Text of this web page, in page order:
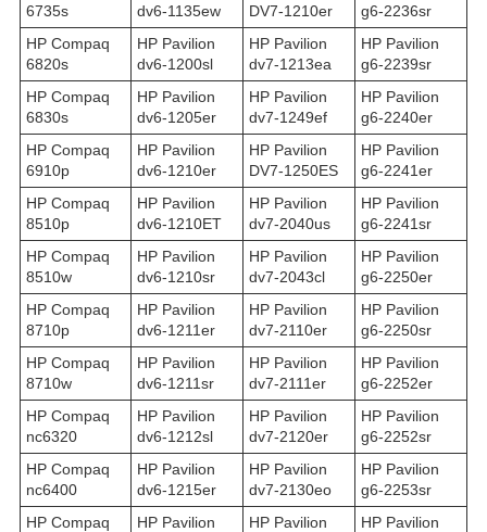
6735s
dv6-1135ew
DV7-1210er
g6-2236sr
HP Compaq
6820s
HP Pavilion
dv6-1200sl
HP Pavilion
dv7-1213ea
HP Pavilion
g6-2239sr
HP Compaq
6830s
HP Pavilion
dv6-1205er
HP Pavilion
dv7-1249ef
HP Pavilion
g6-2240er
HP Compaq
6910p
HP Pavilion
dv6-1210er
HP Pavilion
DV7-1250ES
HP Pavilion
g6-2241er
HP Compaq
8510p
HP Pavilion
dv6-1210ET
HP Pavilion
dv7-2040us
HP Pavilion
g6-2241sr
HP Compaq
8510w
HP Pavilion
dv6-1210sr
HP Pavilion
dv7-2043cl
HP Pavilion
g6-2250er
HP Compaq
8710p
HP Pavilion
dv6-1211er
HP Pavilion
dv7-2110er
HP Pavilion
g6-2250sr
HP Compaq
8710w
HP Pavilion
dv6-1211sr
HP Pavilion
dv7-2111er
HP Pavilion
g6-2252er
HP Compaq
nc6320
HP Pavilion
dv6-1212sl
HP Pavilion
dv7-2120er
HP Pavilion
g6-2252sr
HP Compaq
nc6400
HP Pavilion
dv6-1215er
HP Pavilion
dv7-2130eo
HP Pavilion
g6-2253sr
HP Compaq
HP Pavilion
HP Pavilion
HP Pavilion